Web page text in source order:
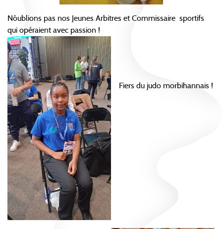
N´oublions pas nos Jeunes Arbitres et Commissaire sportifs
qui opéraient avec passion !
Fiers du judo morbihannais !